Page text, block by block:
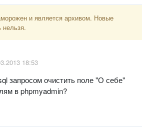
и является архивом. Новые
нельзя.
18:53
запросом очистить поле "О себе"
в phpmyadmin?